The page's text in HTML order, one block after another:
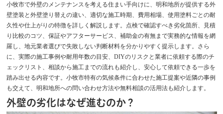
小牧市で外壁のメンテナンスを考える住まい手向けに、明和地所が提供する外
壁塗装と外壁塗り替えの違い、適切な施工時期、費用相場、使用塗料ごとの耐
久性や仕上がりの特徴を詳しく解説します。点検で確認すべき劣化箇所、見積
り比較のコツ、保証やアフターサービス、補助金の有無まで実務的な情報を網
羅し、地元業者選びで失敗しない判断材料を分かりやすく提示します。さら
に、実際の施工事例や耐用年数の目安、DIYのリスクと業者に依頼する際のチ
ェックリスト、相談から施工までの流れも紹介し、安心して依頼できる一歩を
踏み出せる内容です。小牧市特有の気候条件に合わせた施工提案や近隣の事例
も交えて、明和地所への問い合わせ方法や無料相談の活用法も紹介します。
外壁の劣化はなぜ進むのか？